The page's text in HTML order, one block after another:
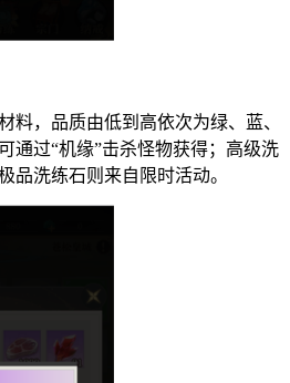
料，品质由低到高依次为绿、蓝、
通过“机缘”击杀怪物获得；高级洗
品洗练石则来自限时活动。